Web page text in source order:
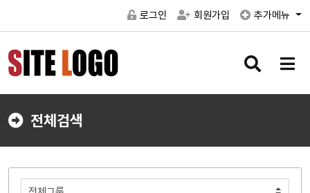
로그인 회원가입 추가메뉴
검
버
메
버
전체검색